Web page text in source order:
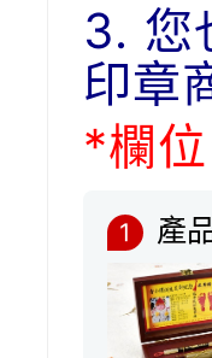
3. 您
印章
*欄
1 產